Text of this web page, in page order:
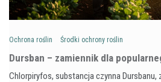
Ochrona roślin Środki ochrony roślin
Dursban – zamiennik dla
Chlorpiryfos, substancja czynna Dursbanu,